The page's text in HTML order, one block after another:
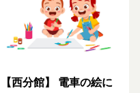
【西分館】 電車の絵に